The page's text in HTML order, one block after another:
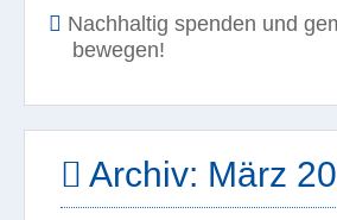
Nachhaltig spenden und
bewegen!
Archiv: März